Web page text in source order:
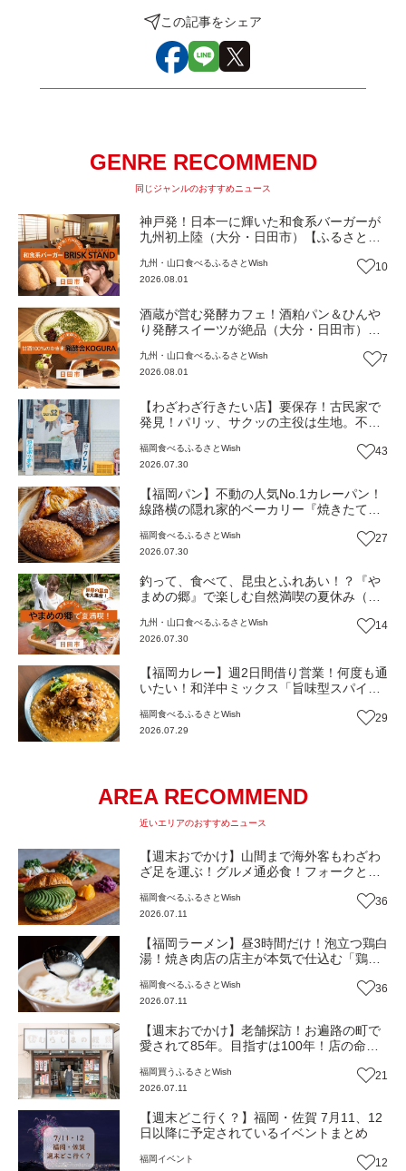
この記事をシェア
GENRE RECOMMEND
同じジャンルのおすすめニュース
神戸発！日本一に輝いた和食系バーガーが
九州初上陸（大分・日田市）【ふるさと
九州・山口食べるふるさとWish
2026.08.01
10
酒蔵が営む発酵カフェ！酒粕パン＆ひんや
り発酵スイーツが絶品（大分・日田市）
九州・山口食べる ふるさとWish
2026.08.01
7
【わざわざ行きたい店】要保存！古民家で
発見！パリッ、サクッの主役は生地。不定
また食べたくなる『TAKE THE CREPE』
（福岡・久山町）【まち歩き】
福岡食べる ふるさとWish
2026.07.30
43
【福岡パン】不動の人気No.1カレーパン！
線路横の隠れ家的ベーカリー『焼きたてパ
味が自慢！（福岡・須恵町）【まち歩き】
福岡食べる ふるさとWish
2026.07.30
27
釣って、食べて、昆虫とふれあい！？『や
まめの郷』で楽しむ自然満喫の夏休み（大
九州・山口食べる ふるさとWish
2026.07.30
14
【福岡カレー】週2日間借り営業！何度も通
いたい！和洋中ミックス「旨味型スパイス
『CodaSPICE』（福岡・須恵町）【まち歩
き】
福岡食べるふるさとWish
2026.07.29
29
AREA RECOMMEND
近いエリアのおすすめニュース
【週末おでかけ】山間まで海外客もわざわ
ざ足を運ぶ！グルメ通必食！フォークとナ
ー”『バーガートウカ』（福岡・篠栗町）
【まち歩き】
福岡食べるふるさとWish
2026.07.11
36
【福岡ラーメン】昼3時間だけ！泡立つ鶏白
湯！焼き肉店の店主が本気で仕込む「鶏を
岡・篠栗町）【まち歩き】
福岡食べるふるさとWish
2026.07.11
36
【週末おでかけ】老舗探訪！お遍路の町で
愛されて85年。目指すは100年！店の命は4
餡”『村嶋饅頭店』（福岡・篠栗町）【まち
歩き】
福岡 買うふるさとWish
2026.07.11
21
【週末どこ行く？】福岡・佐賀 7月11、12
日以降に予定されているイベントまとめ
福岡 イベント
12